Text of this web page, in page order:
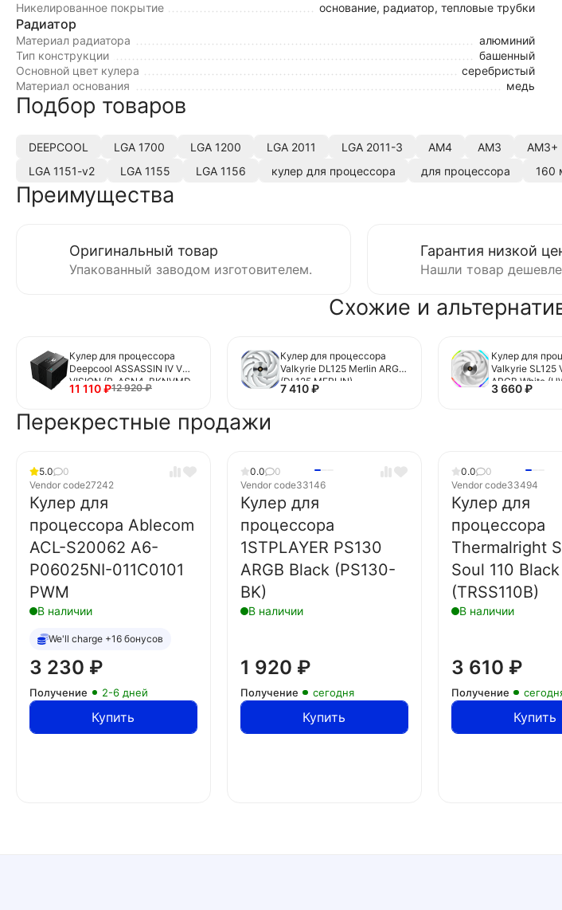
Никелированное покрытие
основание, радиатор, тепловые трубки
Радиатор
Материал радиатора
алюминий
Тип конструкции
башенный
Основной цвет кулера
серебристый
Материал основания
медь
Подбор товаров
DEEPCOOL LGA 1700 LGA 1200 LGA 2011 LGA 2011-3 AM4 AM3 AM3+
LGA 1151-v2
LGA 1155 LGA 1156 кулер для процессора для процессора 160
Преимущества
Оригинальный товар
Упакованный заводом изготовителем.
Гарантия низкой
Нашли товар
Схожие и
Кулер для процессора
Deepcool ASSASSIN IV VC
VISION (R-ASN4-BKNVMD-
G)
12 920₽
11 110₽
Кулер для процессора
Valkyrie DL125 Merlin ARGB
(DL125 MERLIN)
7 410₽
Кулер для
Valkyrie SL125
ARGB White
VALKYRIE)
3 660₽
Перекрестные продажи
5.0
0
Vendor code27242
Кулер для
процессора Ablecom
ACL-S20062 A6-
P06025NI-011C0101
PWM
В наличии
We'll charge +16 бонусов
3 230 ₽
Получение 2-6 дней
Купить
0.0
0
Vendor code33146
Кулер для
процессора
1STPLAYER PS130
ARGB Black (PS130-
BK)
В наличии
1 920 ₽
Получение сегодня
Купить
0.0
0
Vendor code33494
Кулер для
процессора
Thermalright
Soul 110 Black
(TRSS110B)
В наличии
3 610 ₽
Получение
Купить